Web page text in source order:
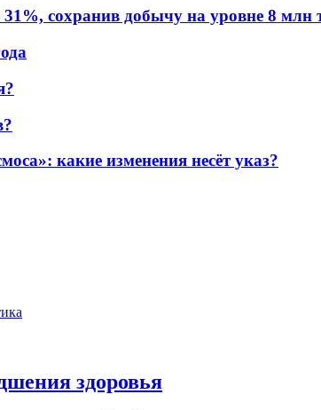
сохранив добычу на уровне 8 млн
какие изменения несёт указ?
здоровья